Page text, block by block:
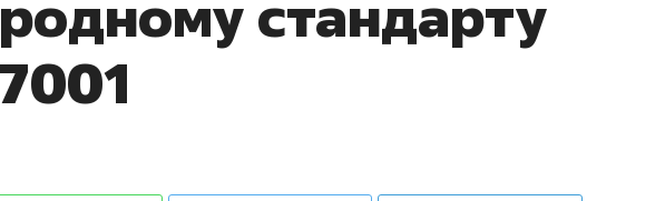
стандарту